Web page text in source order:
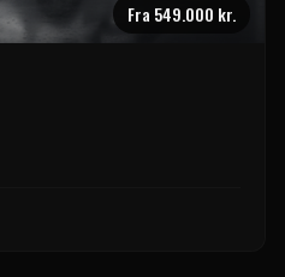
Fra 549.000 kr.